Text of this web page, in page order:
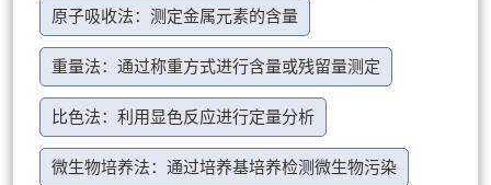
原子吸收法：测定金属元素的含量
重量法：通过称重方式进行含量或残留量测定
比色法：利用显色反应进行定量分析
微生物培养法：通过培养基培养检测微生物污染